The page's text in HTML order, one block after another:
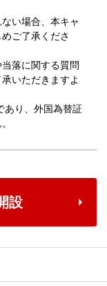
い場合、本キャ
ご了承くださ
落に関する質問
いただきますよ
あり、外国為替証
設